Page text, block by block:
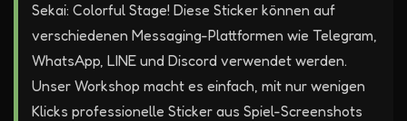
Sekai: Colorful Stage! Diese Sticker können auf
verschiedenen Messaging-Plattformen wie Telegram,
WhatsApp, LINE und Discord verwendet werden.
Unser Workshop macht es einfach, mit nur wenigen
Klicks professionelle Sticker aus Spiel-Screenshots